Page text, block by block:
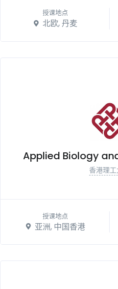
授课地点
北欧, 丹麦
Applied Biology
香港理
授课地点
亚洲, 中国香港